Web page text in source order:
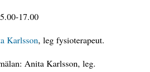
17.00
Karlsson, leg fysioterapeut.
Anita Karlsson, leg.